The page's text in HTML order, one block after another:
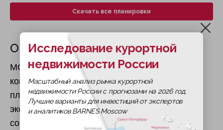
Скачать все планировки
О жилом комплексе
MGallery Residences, MontAzure — это
кондоминиум люкс-класса на знаменитом
пляже Камала, предлагающий 227
эксклюзивных апартаментов с правом полной
собственности (freehold). Проект является
Исследование курортной
недвижимости России
Масштабный анализ рынка курортной
недвижимости России с прогнозами на 2026 год.
Лучшие варианты для инвестиций от экспертов
и аналитиков BARNES Moscow